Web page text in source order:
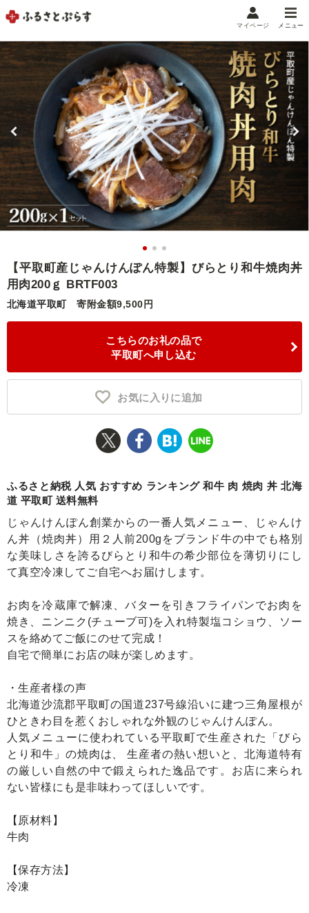
メニュー
マイメニュー
マイページ
お気に入り 閲覧履歴
メニュー
お礼の品から探す
お礼の品をカテゴリや金額で絞り込み
自治体から探す
ランキング
特集・おすすめ
マイページ
【平取町産じゃんけんぽん特製】びらとり和牛焼肉丼
用肉200ｇ BRTF003
北海道平取町 寄附金額9,500円
こちらのお礼の品で
平取町へ申し込む
お気に入りに追加
ふるさと納税 人気 おすすめ ランキング 和牛 肉 焼肉 丼 北海
道 平取町 送料無料
じゃんけんぽん創業からの一番人気メニュー、じゃんけ
ん丼（焼肉丼）用２人前200gをブランド牛の中でも格別
な美味しさを誇るびらとり和牛の希少部位を薄切りにし
て真空冷凍してご自宅へお届けします。
お肉を冷蔵庫で解凍、バターを引きフライパンでお肉を
焼き、ニンニク(チューブ可)を入れ特製塩コショウ、ソー
スを絡めてご飯にのせて完成！
自宅で簡単にお店の味が楽しめます。
・生産者様の声
北海道沙流郡平取町の国道237号線沿いに建つ三角屋根が
ひときわ目を惹くおしゃれな外観のじゃんけんぽん。
人気メニューに使われている平取町で生産された「びら
とり和牛」の焼肉は、 生産者の熱い想いと、北海道特有
の厳しい自然の中で鍛えられた逸品です。お店に来られ
ない皆様にも是非味わってほしいです。
【原材料】
牛肉
【保存方法】
冷凍